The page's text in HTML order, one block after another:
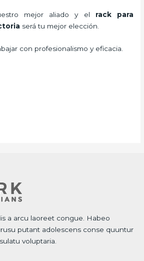
mejor aliado y el rack para
será tu mejor elección.
con profesionalismo y eficacia.
a arcu laoreet congue. Habeo
putant adolescens conse quuntur
voluptaria.